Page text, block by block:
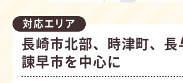
対応エリア
長崎市北部、時津町、長
諫早市を中心に